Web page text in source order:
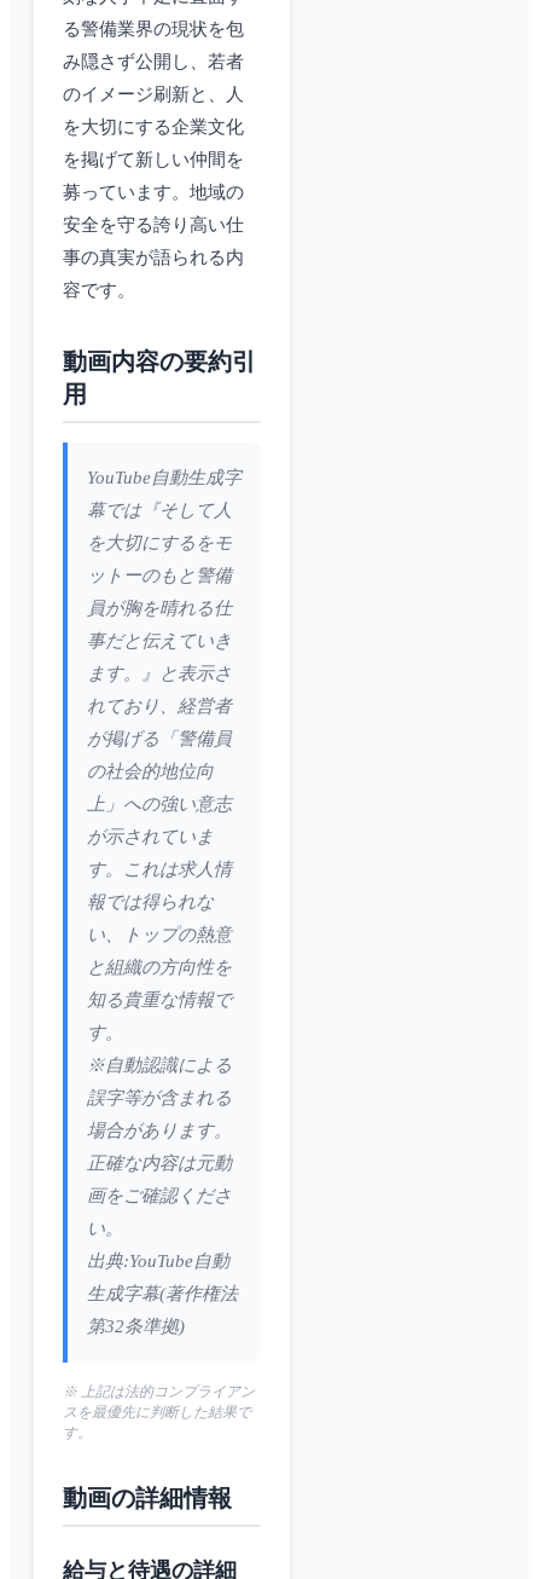
る警備業界の現状を包
み隠さず公開し、若者
のイメージ刷新と、人
を大切にする企業文化
を掲げて新しい仲間を
募っています。地域の
安全を守る誇り高い仕
事の真実が語られる内
容です。
動画内容の要約引
用
YouTube自動生成字
幕では『そして人
を大切にするをモ
ットーのもと警備
員が胸を晴れる仕
事だと伝えていき
ます。』と表示さ
れており、経営者
が掲げる「警備員
の社会的地位向
上」への強い意志
が示されていま
す。これは求人情
報では得られな
い、トップの熱意
と組織の方向性を
知る貴重な情報で
す。
※自動認識による
誤字等が含まれる
場合があります。
正確な内容は元動
画をご確認くださ
い。
出典:YouTube自動
生成字幕(著作権法
第32条準拠)
※ 上記は法的コンプライアン
スを最優先に判断した結果で
す。
動画の詳細情報
給与と待遇の詳細